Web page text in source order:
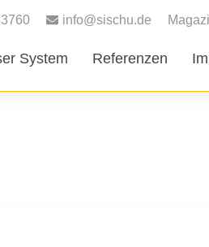
info@sischu.de
System Referenzen